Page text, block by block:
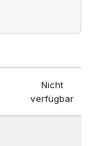
Nicht
verfügbar